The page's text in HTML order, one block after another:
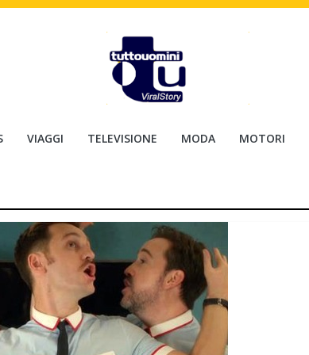
VIAGGI TELEVISIONE MODA MOTORI